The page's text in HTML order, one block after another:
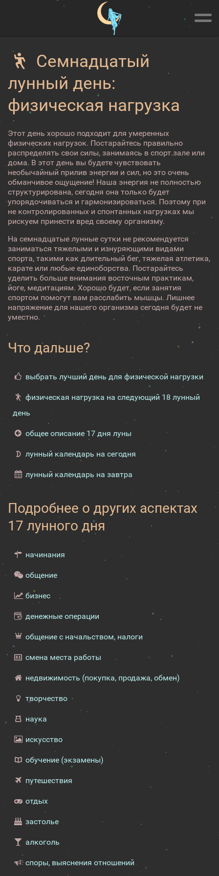
Семнадцатый
лунный день:
физическая нагрузка
Этот день хорошо подходит для умеренных
физических нагрузок. Постарайтесь правильно
распределять свои силы, занимаясь в спорт.зале или
дома. В этот день вы будете чувствовать
необычайный прилив энергии и сил, но это очень
обманчивое ощущение! Наша энергия не полностью
структурирована, сегодня она только будет
упорядочиваться и гармонизироваться. Поэтому при
не контролированных и спонтанных нагрузках мы
рискуем принести вред своему организму.
На семнадцатые лунные сутки не рекомендуется
заниматься тяжелыми и изнуряющими видами
спорта, такими как длительный бег, тяжелая атлетика,
карате или любые единоборства. Постарайтесь
уделить больше внимания восточным практикам,
йоге, медитациям. Хорошо будет, если занятия
спортом помогут вам расслабить мышцы. Лишнее
напряжение для нашего организма сегодня будет не
уместно.
Что дальше?
выбрать лучший день для физической нагрузки
физическая нагрузка на следующий 18 лунный
день
общее описание 17 дня луны
лунный календарь на сегодня
лунный календарь на завтра
Подробнее о других аспектах
17 лунного дня
начинания
общение
бизнес
денежные операции
общение с начальством, налоги
смена места работы
недвижимость (покупка, продажа, обмен)
творчество
наука
искусство
обучение (экзамены)
путешествия
отдых
застолье
алкоголь
споры, выяснения отношений